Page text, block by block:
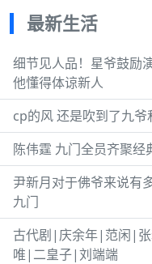
最新生活
细节见人品！星爷鼓励
他懂得体谅新人
cp的风 还是吹到了九爷
陈伟霆 九门全员齐聚经
尹新月对于佛爷来说有
九门
古代剧|庆余年|范闲|
唯|二皇子|刘端端